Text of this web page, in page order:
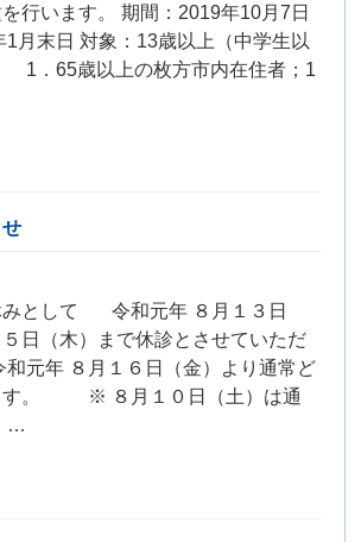
を行います。 期間：2019年10月7日
1月末日 対象：13歳以上（中学生以
1．65歳以上の枚方市内在住者；1
みとして 令和元年 ８月１３日
５日（木）まで休診とさせていただ
年 ８月１６日（金）より通常ど
す。 ※ ８月１０日（土）は通
…